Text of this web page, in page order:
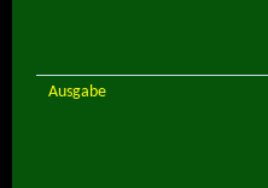
Ausgabe